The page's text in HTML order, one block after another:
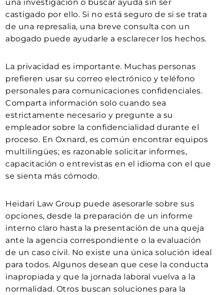
una investigación o buscar ayuda sin ser
castigado por ello. Si no está seguro de si se trata
de una represalia, una breve consulta con un
abogado puede ayudarle a esclarecer los hechos.
La privacidad es importante. Muchas personas
prefieren usar su correo electrónico y teléfono
personales para comunicaciones confidenciales.
Comparta información solo cuando sea
estrictamente necesario y pregunte a su
empleador sobre la confidencialidad durante el
proceso. En Oxnard, es común encontrar equipos
multilingües; es razonable solicitar informes,
capacitación o entrevistas en el idioma con el que
se sienta más cómodo.
Heidari Law Group puede asesorarle sobre sus
opciones, desde la preparación de un informe
interno claro hasta la presentación de una queja
ante la agencia correspondiente o la evaluación
de un caso civil. No existe una única solución ideal
para todos. Algunos desean que cese la conducta
inapropiada y que la jornada laboral vuelva a la
normalidad. Otros buscan soluciones para la